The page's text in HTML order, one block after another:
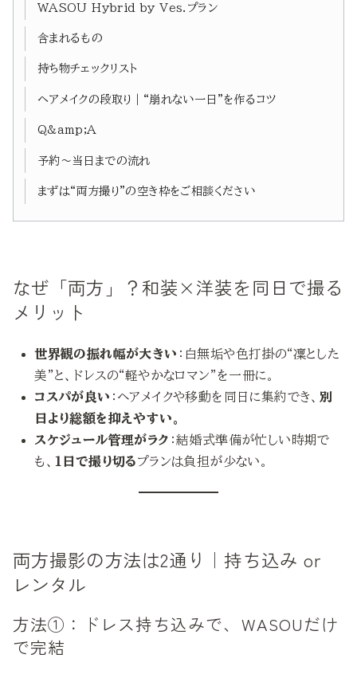
WASOU Hybrid by Ves.プラン
含まれるもの
持ち物チェックリスト
ヘアメイクの段取り｜“崩れない一日”を作るコツ
Q&amp;A
予約〜当日までの流れ
まずは“両方撮り”の空き枠をご相談ください
なぜ「両方」？和装×洋装を同日で撮る
メリット
世界観の振れ幅が大きい ：白無垢や色打掛の“凜とした
美”と、ドレスの“軽やかなロマン”を一冊に。
コスパが良い ：ヘアメイクや移動を同日に集約でき、 別
日より総額を抑えやすい。
スケジュール管理がラク ：結婚式準備が忙しい時期で
も、 1日で撮り切るプランは負担が少ない。
両方撮影の方法は2通り｜持ち込み or
レンタル
方法①：ドレス持ち込みで、WASOUだけ
で完結